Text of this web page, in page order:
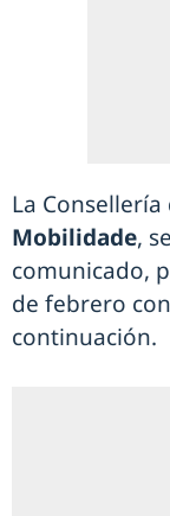
La Consellería
Mobilidade,
comunicado,
de febrero
continuación.